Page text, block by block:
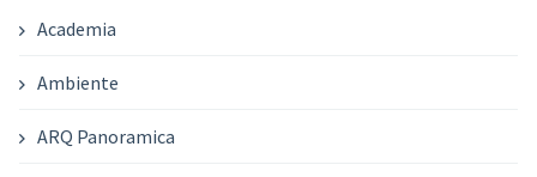
Academia
Ambiente
ARQ Panoramica